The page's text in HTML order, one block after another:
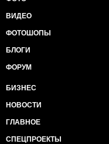
ВИДЕО
ФОТОШОПЫ
БЛОГИ
ФОРУМ
БИЗНЕС
НОВОСТИ
ГЛАВНОЕ
СПЕЦПРОЕКТЫ